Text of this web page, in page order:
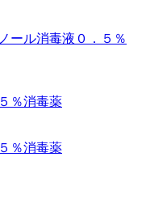
ール消毒液０．５％
％消毒薬
％消毒薬